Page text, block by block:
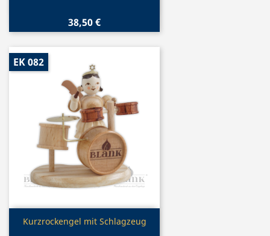
38,50 €
Vorschau
Kurzrockengel mit Schlagzeug
EK 082